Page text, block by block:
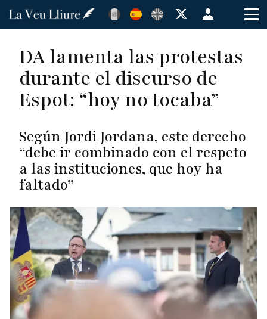
Pasar
principal
Menú
de
cuenta
de
usuario
DA lamenta las protestas
durante el discurso de
Espot: “hoy no tocaba”
Según Jordi Jordana, este derecho
“debe ir combinado con el respeto
a las instituciones, que hoy ha
faltado”